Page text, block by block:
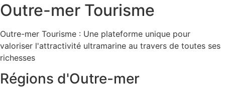
Outre-mer Tourisme
Outre-mer Tourisme : Une plateforme unique pour
valoriser l'attractivité ultramarine au travers de toutes ses
richesses
Régions d'Outre-mer